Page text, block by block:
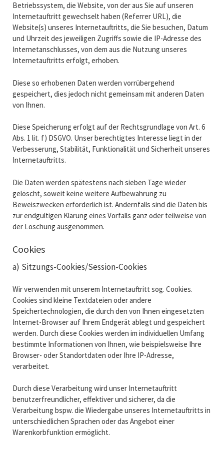
Betriebssystem, die Website, von der aus Sie auf unseren
Internetauftritt gewechselt haben (Referrer URL), die
Website(s) unseres Internetauftritts, die Sie besuchen, Datum
und Uhrzeit des jeweiligen Zugriffs sowie die IP-Adresse des
Internetanschlusses, von dem aus die Nutzung unseres
Internetauftritts erfolgt, erhoben.
Diese so erhobenen Daten werden vorrübergehend
gespeichert, dies jedoch nicht gemeinsam mit anderen Daten
von Ihnen.
Diese Speicherung erfolgt auf der Rechtsgrundlage von Art. 6
Abs. 1 lit. f) DSGVO. Unser berechtigtes Interesse liegt in der
Verbesserung, Stabilität, Funktionalität und Sicherheit unseres
Internetauftritts.
Die Daten werden spätestens nach sieben Tage wieder
gelöscht, soweit keine weitere Aufbewahrung zu
Beweiszwecken erforderlich ist. Andernfalls sind die Daten bis
zur endgültigen Klärung eines Vorfalls ganz oder teilweise von
der Löschung ausgenommen.
Cookies
a) Sitzungs-Cookies/Session-Cookies
Wir verwenden mit unserem Internetauftritt sog. Cookies.
Cookies sind kleine Textdateien oder andere
Speichertechnologien, die durch den von Ihnen eingesetzten
Internet-Browser auf Ihrem Endgerät ablegt und gespeichert
werden. Durch diese Cookies werden im individuellen Umfang
bestimmte Informationen von Ihnen, wie beispielsweise Ihre
Browser- oder Standortdaten oder Ihre IP-Adresse,
verarbeitet.
Durch diese Verarbeitung wird unser Internetauftritt
benutzerfreundlicher, effektiver und sicherer, da die
Verarbeitung bspw. die Wiedergabe unseres Internetauftritts in
unterschiedlichen Sprachen oder das Angebot einer
Warenkorbfunktion ermöglicht.